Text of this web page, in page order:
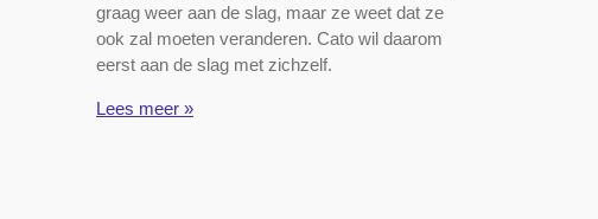
graag weer aan de slag, maar ze weet dat ze
ook zal moeten veranderen. Cato wil daarom
eerst aan de slag met zichzelf.
Lees meer »